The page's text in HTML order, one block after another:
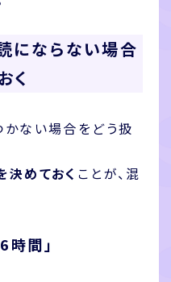
にならない場合
く
ない場合をどう扱
めておく ことが、混
間」